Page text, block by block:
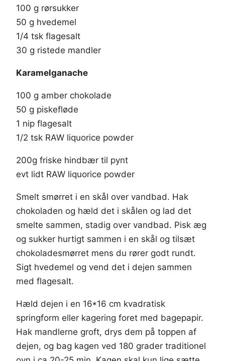
100 g rørsukker
50 g hvedemel
1/4 tsk flagesalt
30 g ristede mandler
Karamelganache
100 g amber chokolade
50 g piskefløde
1 nip flagesalt
1/2 tsk RAW liquorice powder
200g friske hindbær til pynt
evt lidt RAW liquorice powder
Smelt smørret i en skål over vandbad. Hak
chokoladen og hæld det i skålen og lad det
smelte sammen, stadig over vandbad. Pisk æg
og sukker hurtigt sammen i en skål og tilsæt
chokoladesmørret mens du rører godt rundt.
Sigt hvedemel og vend det i dejen sammen
med flagesalt.
Hæld dejen i en 16*16 cm kvadratisk
springform eller kagering foret med bagepapir.
Hak mandlerne groft, drys dem på toppen af
dejen, og bag kagen ved 180 grader traditionel